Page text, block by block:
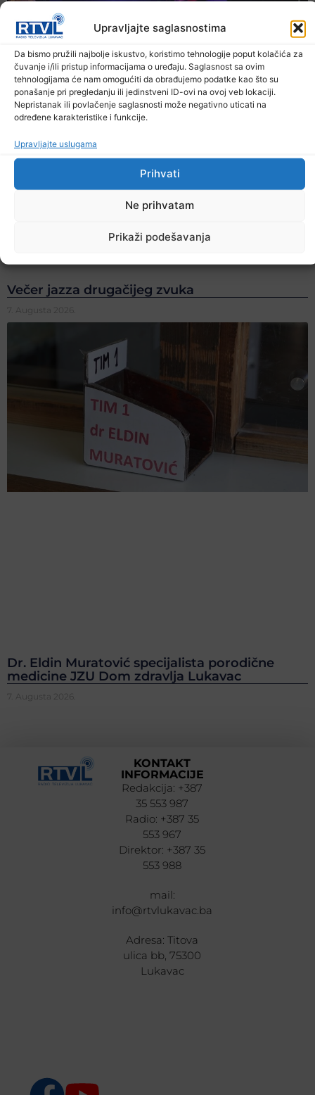
Upravljajte saglasnostima
Da bismo pružili najbolje iskustvo, koristimo tehnologije poput kolačića za
čuvanje i/ili pristup informacijama o uređaju. Saglasnost sa ovim
tehnologijama će nam omogućiti da obrađujemo podatke kao što su
ponašanje pri pregledanju ili jedinstveni ID-ovi na ovoj veb lokaciji.
Nepristanak ili povlačenje saglasnosti može negativno uticati na
određene karakteristike i funkcije.
Upravljajte uslugama
Prihvati
Ne prihvatam
Prikaži podešavanja
Večer jazza drugačijeg zvuka
7. Augusta 2026.
Dr. Eldin Muratović specijalista porodične
medicine JZU Dom zdravlja Lukavac
7. Augusta 2026.
KONTAKT
INFORMACIJE
Redakcija: +387
35 553 987
Radio: +387 35
553 967
Direktor: +387 35
553 988
mail:
info@rtvlukavac.ba
Adresa: Titova
ulica bb, 75300
Lukavac